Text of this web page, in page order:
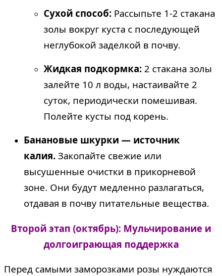
Сухой способ: Рассыпьте 1-2 стакана
золы вокруг куста с последующей
неглубокой заделкой в почву.
Жидкая подкормка: 2 стакана золы
залейте 10 л воды, настаивайте 2
суток, периодически помешивая.
Полейте кусты под корень.
Банановые шкурки — источник
калия. Закопайте свежие или
высушенные очистки в прикорневой
зоне. Они будут медленно разлагаться,
отдавая в почву питательные вещества.
Второй этап (октябрь): Мульчирование и
долгоиграющая поддержка
Перед самыми заморозками розы нуждаются